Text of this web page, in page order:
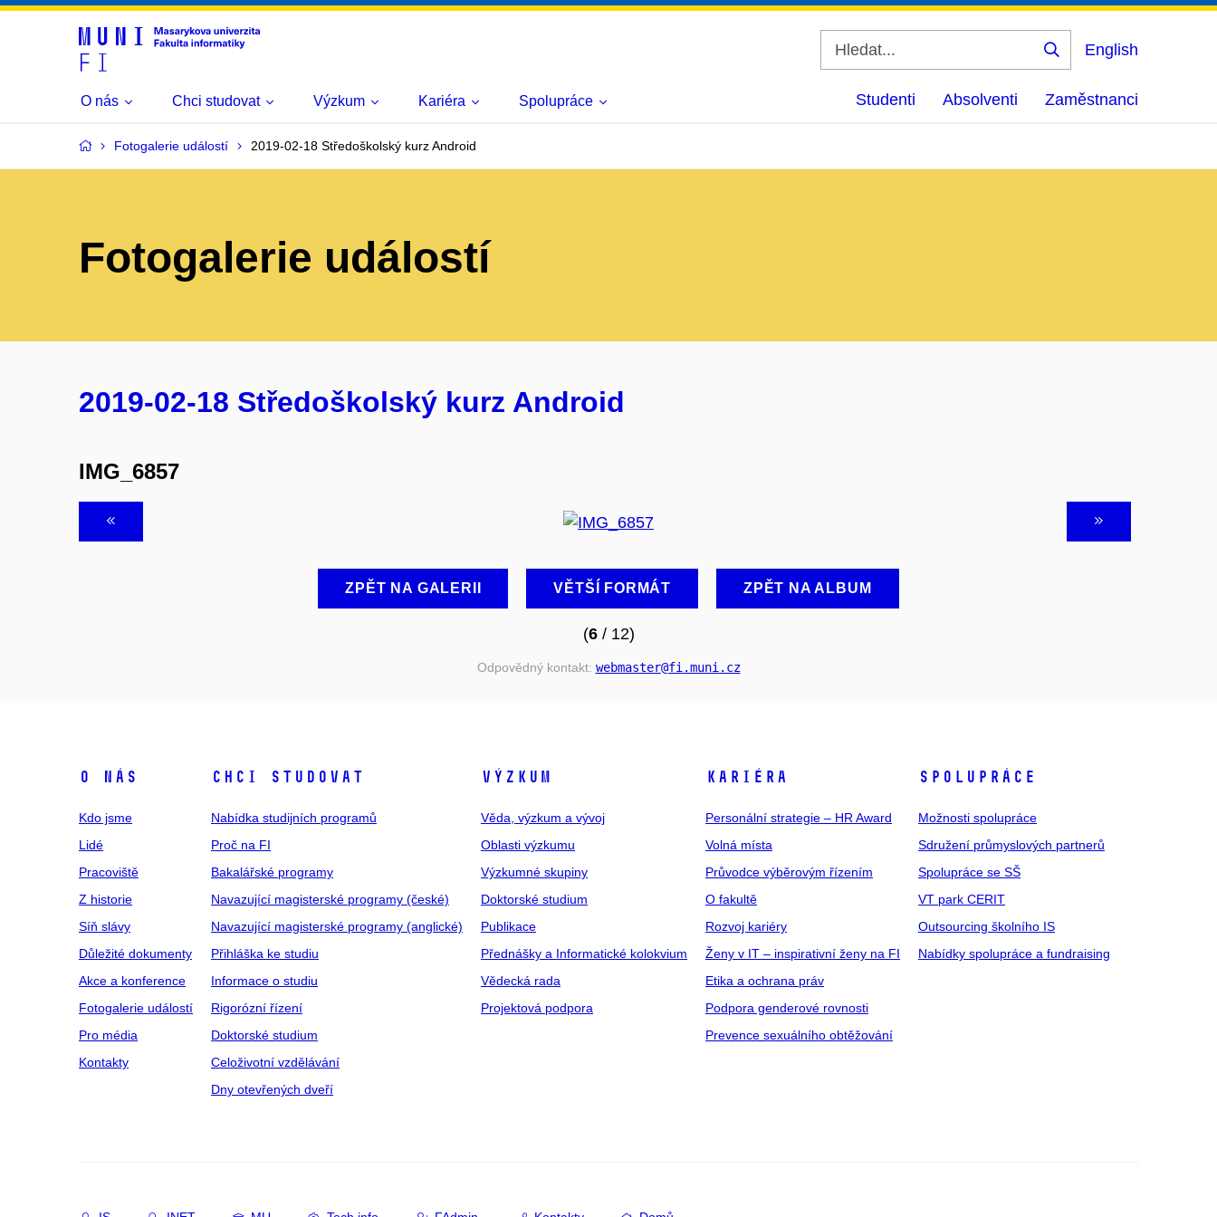
Vyhledat
English
O nás Chci studovat Výzkum Kariéra Spolupráce Studenti Absolventi Zaměstnanci
Fotogalerie událostí 2019-02-18 Středoškolský kurz Android
Fotogalerie událostí
2019-02-18 Středoškolský kurz Android
IMG_6857
ZPĚT NA GALERII VĚTŠÍ FORMÁT ZPĚT NA ALBUM
(6/ 12)
Odpovědný kontakt: webmaster@fi .muni .cz
O NÁS
Kdo jsme
Lidé
Pracoviště
Z historie
Síň slávy
Důležité dokumenty
Akce a konference
Fotogalerie událostí
Pro média
Kontakty
CHCI STUDOVAT
Nabídka studijních programů
Proč na FI
Bakalářské programy
Navazující magisterské programy (české)
Navazující magisterské programy (anglické)
Přihláška ke studiu
Informace o studiu
Rigorózní řízení
Doktorské studium
Celoživotní vzdělávání
Dny otevřených dveří
VÝZKUM
Věda, výzkum a vývoj
Oblasti výzkumu
Výzkumné skupiny
Doktorské studium
Publikace
Přednášky a Informatické kolokvium
Vědecká rada
Projektová podpora
KARIÉRA
Personální strategie – HR Award
Volná místa
Průvodce výběrovým řízením
O fakultě
Rozvoj kariéry
Ženy v IT – inspirativní ženy na FI
Etika a ochrana práv
Podpora genderové rovnosti
Prevence sexuálního obtěžování
SPOLUPRÁCE
Možnosti spolupráce
Sdružení průmyslových partnerů
Spolupráce se SŠ
VT park CERIT
Outsourcing školního IS
Nabídky spolupráce a fundraising